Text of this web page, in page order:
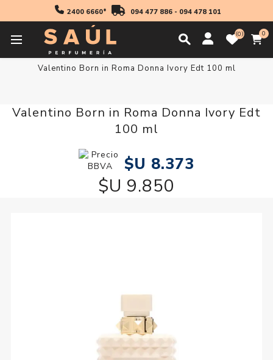
2400 6660* 094 477 886- 094 478 101
0 0
Inicio
Valentino Born in Roma Donna Ivory Edt 100 ml
Valentino Born in Roma Donna Ivory Edt
100 ml
$U 8.373
$U 9.850